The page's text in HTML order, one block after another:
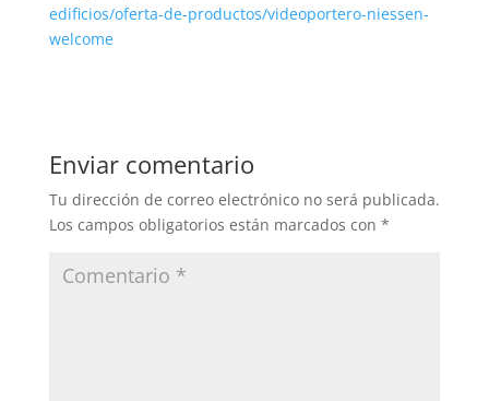
edificios/oferta-de-productos/videoportero-niessen-
welcome
Enviar comentario
Tu dirección de correo electrónico no será publicada.
Los campos obligatorios están marcados con *